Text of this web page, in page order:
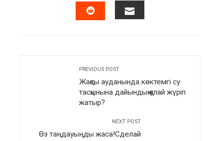
PREVIOUS POST
Жақсы ауданында көктемгі су
тасқынына дайындық қалай жүріп
жатыр?
NEXT POST
Өз таңдауыңды жаса!Сделай